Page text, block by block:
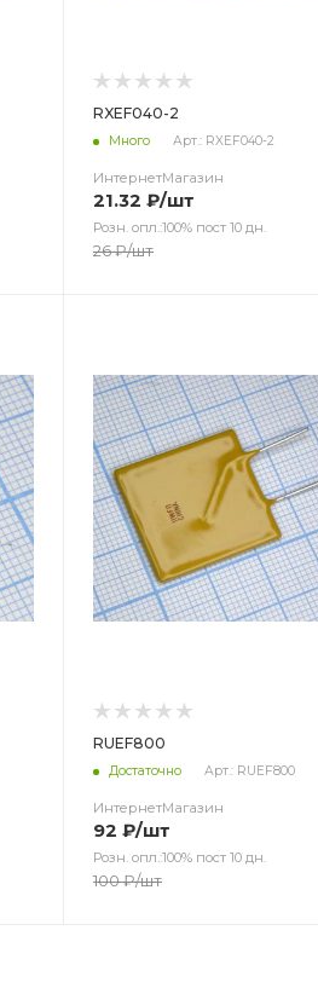
RXEF040-2
Много Арт.: RXEF040-2
ИнтернетМагазин
21.32 ₽/шт
Розн. опл.:100% пост 10 дн.
26₽/шт
RUEF800
Достаточно Арт.: RUEF800
ИнтернетМагазин
92 ₽/шт
Розн. опл.:100% пост 10 дн.
100₽/шт